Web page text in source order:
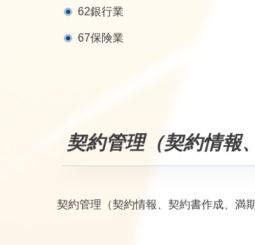
62銀行業
67保険業
契約管理（契約情報
契約管理（契約情報、契約書作成、満